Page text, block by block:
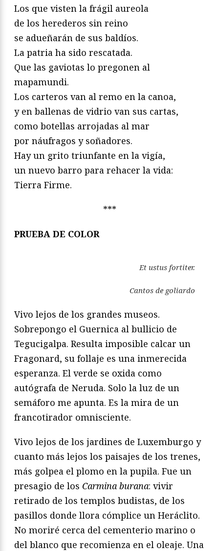
Los que visten la frágil aureola
de los herederos sin reino
se adueñarán de sus baldíos.
La patria ha sido rescatada.
Que las gaviotas lo pregonen al
mapamundi.
Los carteros van al remo en la canoa,
y en ballenas de vidrio van sus cartas,
como botellas arrojadas al mar
por náufragos y soñadores.
Hay un grito triunfante en la vigía,
un nuevo barro para rehacer la vida:
Tierra Firme.
***
PRUEBA DE COLOR
Et ustus fortiter.
Cantos de goliardo
Vivo lejos de los grandes museos.
Sobrepongo el Guernica al bullicio de
Tegucigalpa. Resulta imposible calcar un
Fragonard, su follaje es una inmerecida
esperanza. El verde se oxida como
autógrafa de Neruda. Solo la luz de un
semáforo me apunta. Es la mira de un
francotirador omnisciente.
Vivo lejos de los jardines de Luxemburgo y
cuanto más lejos los paisajes de los trenes,
más golpea el plomo en la pupila. Fue un
presagio de los Carmina burana: vivir
retirado de los templos budistas, de los
pasillos donde llora cómplice un Heráclito.
No moriré cerca del cementerio marino o
del blanco que recomienza en el oleaje. Una